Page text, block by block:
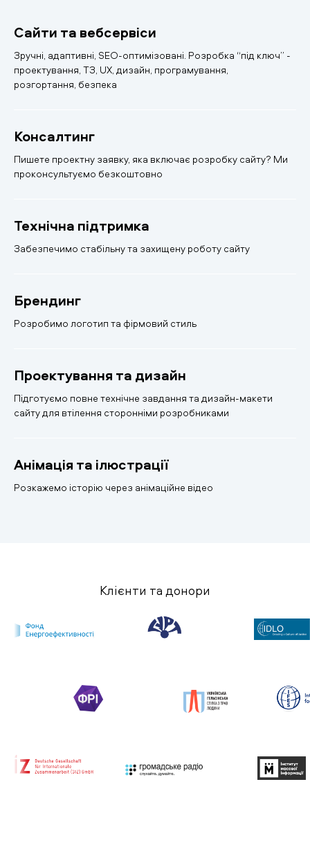
Сайти та вебсервіси
Зручні, адаптивні, SEO-оптимізовані. Розробка “під ключ” -
проектування, ТЗ, UX, дизайн, програмування,
розгортання, безпека
Консалтинг
Пишете проектну заявку, яка включає розробку сайту? Ми
проконсультуємо безкоштовно
Технічна підтримка
Забезпечимо стабільну та захищену роботу сайту
Брендинг
Розробимо логотип та фірмовий стиль
Проектування та дизайн
Підготуємо повне технічне завдання та дизайн-макети
сайту для втілення сторонніми розробниками
Анімація та ілюстрації
Розкажемо історію через анімаційне відео
Клієнти та донори